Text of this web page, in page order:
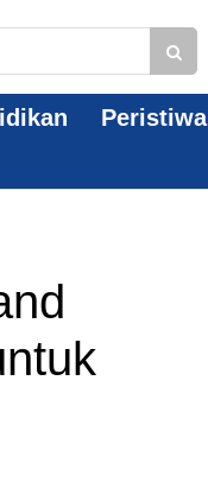
Peristiwa